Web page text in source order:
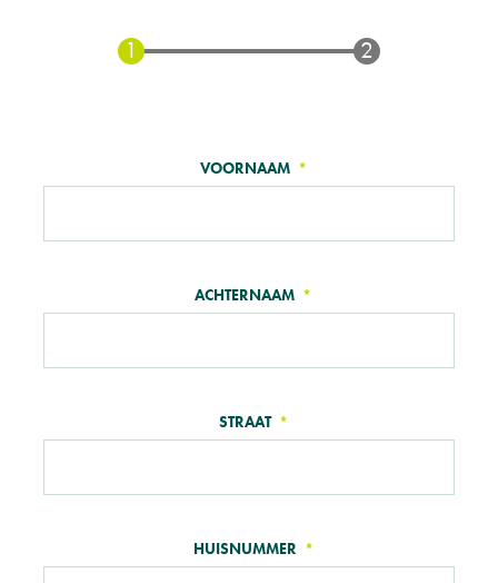
US
VOORNAAM
ACHTERNAAM
STRAAT
HUISNUMMER